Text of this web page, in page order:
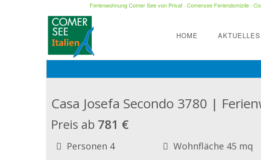
Ferienwohnung Comer See von Privat· Comersee Feriendomizile·
HOME AKTUELLES
Casa Josefa Secondo 3780 |
Preis ab 781 €
Personen 4 Wohnfläche 45 mq